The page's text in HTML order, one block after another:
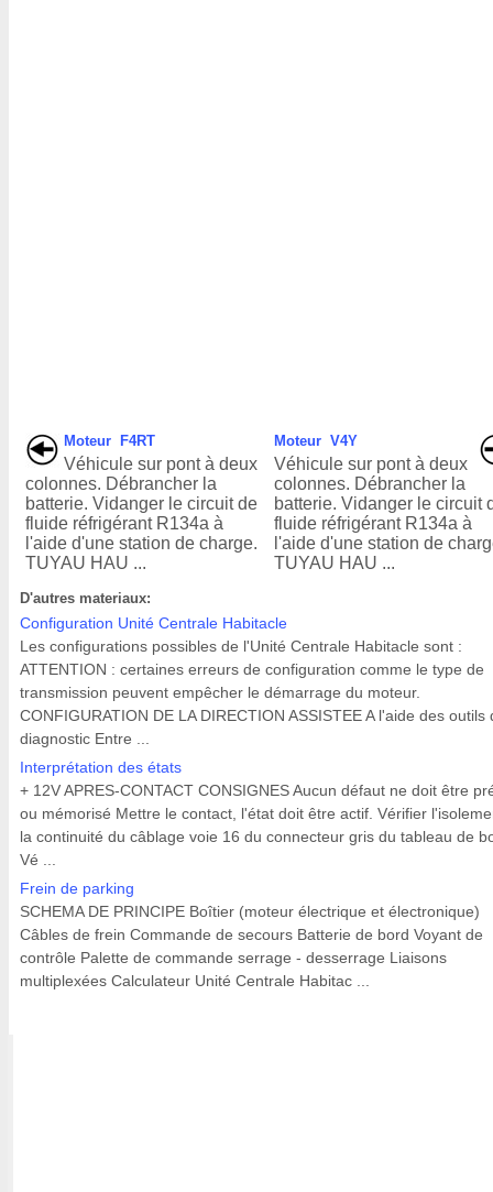
Moteur F4RT
Véhicule sur pont à deux
colonnes. Débrancher la
batterie. Vidanger le circuit de
fluide réfrigérant R134a à
l'aide d'une station de charge.
TUYAU HAU ...
Moteur V4Y
Véhicule sur pont à deux
colonnes. Débrancher la
batterie. Vidanger le circuit
fluide réfrigérant R134a à
l'aide d'une station de
TUYAU HAU ...
D'autres materiaux:
Configuration Unité Centrale Habitacle
Les configurations possibles de l'Unité Centrale Habitacle sont :
ATTENTION : certaines erreurs de configuration comme le type de
transmission peuvent empêcher le démarrage du moteur.
CONFIGURATION DE LA DIRECTION ASSISTEE A l'aide des outils
diagnostic Entre ...
Interprétation des états
+ 12V APRES-CONTACT CONSIGNES Aucun défaut ne doit être
ou mémorisé Mettre le contact, l'état doit être actif. Vérifier
la continuité du câblage voie 16 du connecteur gris du tableau de
Vé ...
Frein de parking
SCHEMA DE PRINCIPE Boîtier (moteur électrique et électronique)
Câbles de frein Commande de secours Batterie de bord Voyant de
contrôle Palette de commande serrage - desserrage Liaisons
multiplexées Calculateur Unité Centrale Habitac ...